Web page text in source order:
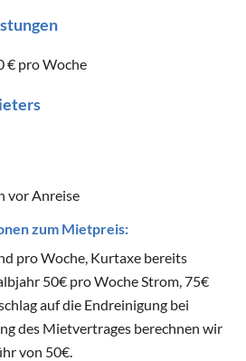
€ pro Woche
vor Anreise
zum Mietpreis:
pro Woche, Kurtaxe bereits
50€ pro Woche Strom, 75€
auf die Endreinigung bei
des Mietvertrages berechnen wir
von 50€.